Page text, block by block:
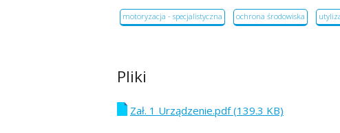
motoryzacja - specjalistyczna ochrona środowiska
Pliki
Zał. 1 Urządzenie.pdf (139.3 KB)